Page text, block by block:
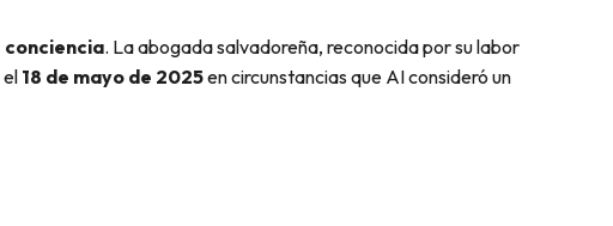
conciencia. La abogada salvadoreña, reconocida por su labor
18 de mayo de 2025en circunstancias que AI consideró un